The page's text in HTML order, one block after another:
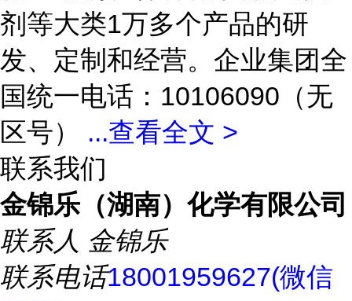
剂等大类1万多个产品的研
发、定制和经营。企业集团全
国统一电话：10106090（无
区号） ...查看全文 >
联系我们
金锦乐（湖南）化学有限公司
联系人 金锦乐
联系电话18001959627(微信